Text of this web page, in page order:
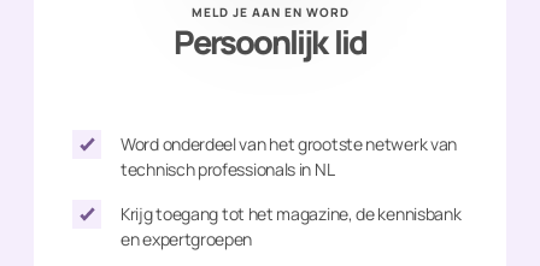
MELD JE AAN EN WORD
Persoonlijk lid
Word onderdeel van het grootste netwerk van
technisch professionals in NL
Krijg toegang tot het magazine, de kennisbank
en expertgroepen